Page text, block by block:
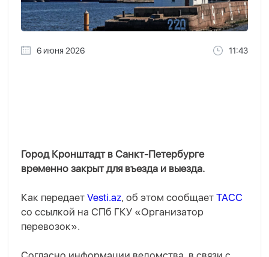
6 июня 2026 11:43
Город Кронштадт в Санкт-Петербурге
временно закрыт для въезда и выезда.
Как передает Vesti.az, об этом сообщает ТАСС
со ссылкой на СПб ГКУ «Организатор
перевозок».